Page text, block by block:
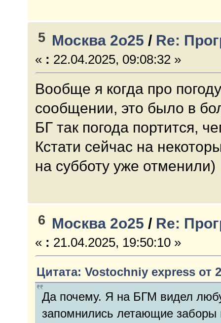
5 Москва 2о25 / Re:
« : 22.04.2025, 09:08:32 »
Вообще я когда про
сообщении, это было в
БГ так погода портится,
Кстати сейчас на
на субботу уже отменили)
6 Москва 2о25 / Re:
« : 21.04.2025, 19:50:10 »
Цитата: Vostochniy express от
Да почему. Я на БГМ видел
запомнились летающие заборы